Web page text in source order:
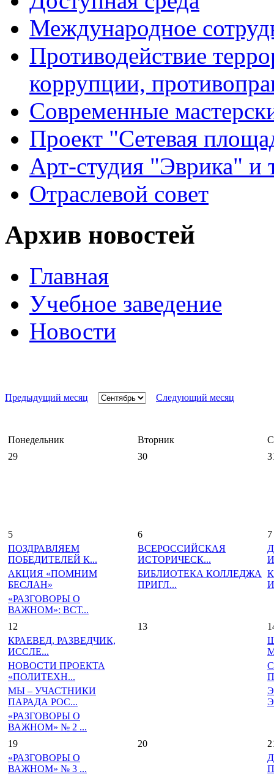
Международное
Противодействие
коррупции,
Современные
Проект "Сетевая
Арт-студия "Эврика" и
Отраслевой совет
Архив новостей
Главная
Учебное заведение
Новости
Предыдущий месяц Следующий месяц
Понедельник Вторник
29
30
5
ПОЗДРАВЛЯЕМ
ПОБЕДИТЕЛЕЙ К...
АКЦИЯ «ПОМНИМ
БЕСЛАН»
«РАЗГОВОРЫ О
ВАЖНОМ»: ВСТ...
6
ВСЕРОССИЙСКАЯ
ИСТОРИЧЕСК...
БИБЛИОТЕКА КОЛЛЕДЖА
ПРИГЛ...
7
12
КРАЕВЕД, РАЗВЕДЧИК,
ИССЛЕ...
НОВОСТИ ПРОЕКТА
«ПОЛИТЕХН...
МЫ – УЧАСТНИКИ
ПАРАДА РОС...
«РАЗГОВОРЫ О
ВАЖНОМ» № 2 ...
13
19
«РАЗГОВОРЫ О
ВАЖНОМ» № 3 ...
20